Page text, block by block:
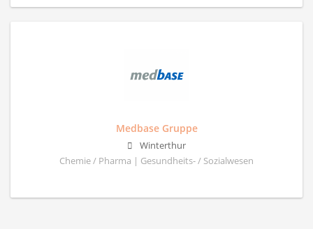
Medbase Gruppe
Winterthur
Chemie / Pharma | Gesundheits- / Sozialwesen